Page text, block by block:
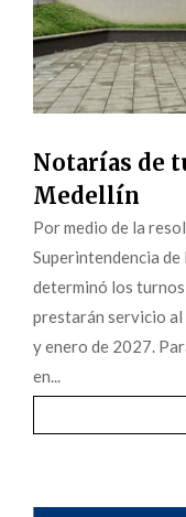
Notarías de
Medellín
Por medio de la
Superintendencia
determinó los
prestarán servicio
y enero de 2027.
en...